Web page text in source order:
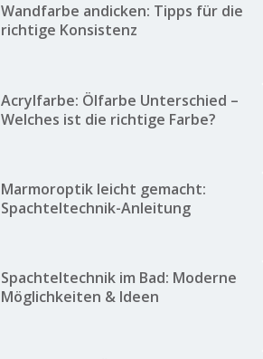
Wandfarbe andicken: Tipps für die
richtige Konsistenz
Acrylfarbe: Ölfarbe Unterschied –
Welches ist die richtige Farbe?
Marmoroptik leicht gemacht:
Spachteltechnik-Anleitung
Spachteltechnik im Bad: Moderne
Möglichkeiten & Ideen